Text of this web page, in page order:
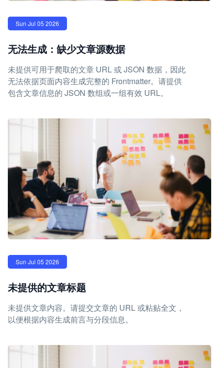
Sun Jul 05 2026
无法生成：缺少文章源数据
未提供可用于爬取的文章 URL 或 JSON 数据，因此
无法依据页面内容生成完整的 Frontmatter。请提供
包含文章信息的 JSON 数组或一组有效 URL。
Sun Jul 05 2026
未提供的文章标题
未提供文章内容。请提交文章的 URL 或粘贴全文，
以便根据内容生成前言与分段信息。